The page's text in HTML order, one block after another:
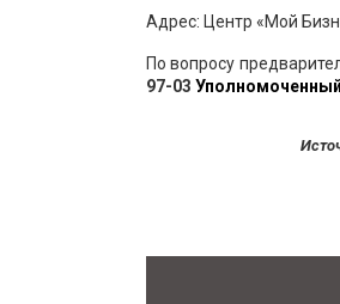
Адрес: Центр «Мой
По вопросу
97-03